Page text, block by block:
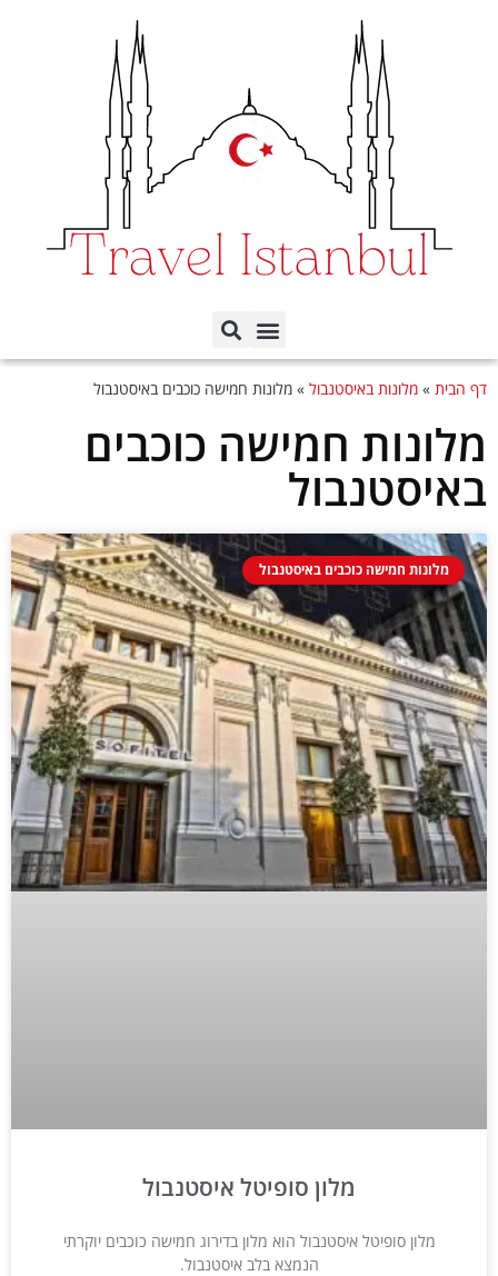
דף הבית » מלונות באיסטנבול » מלונות חמישה כוכבים באיסטנבול
מלונות חמישה כוכבים
באיסטנבול
מלונות חמישה כוכבים באיסטנבול
מלון סופיטל איסטנבול
מלון סופיטל איסטנבול הוא מלון בדירוג חמישה כוכבים יוקרתי
הנמצא בלב איסטנבול.